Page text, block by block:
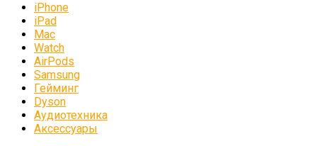
iPhone
iPad
Mac
Watch
AirPods
Samsung
Гейминг
Dyson
Аудиотехника
Аксессуары